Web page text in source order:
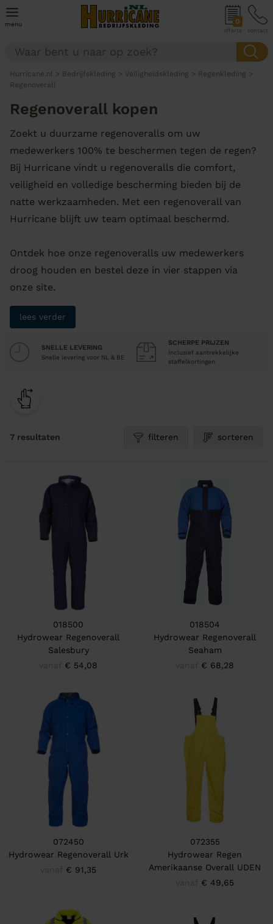
menu 0
offerte contact
Hurricane.nl > Bedrijfskleding > Veiligheidskleding > Regenkleding >
Regenoverall
Regenoverall kopen
Zoekt u duurzame regenoveralls om uw
medewerkers 100% te beschermen tegen de regen?
Bij Hurricane vindt u regenoveralls die comfort,
veiligheid en volledige bescherming bieden bij de
natte werkzaamheden. Met een regenoverall van
Hurricane blijft uw team optimaal beschermd.
Ontdek hoe onze regenoveralls uw medewerkers
droog houden en bestel deze in vier stappen via
onze site.
lees verder
SNELLE LEVERING
Snelle levering voor NL & BE
SCHERPE PRIJZEN
Inclusief aantrekkelijke
staffelkortingen
7 resultaten filteren sorteren
018500
Hydrowear Regenoverall
Salesbury
€ 54,08
018504
Hydrowear Regenoverall
Seaham
€ 68,28
072450
Hydrowear Regenoverall Urk
€ 91,35
072355
Hydrowear Regen
Amerikaanse Overall UDEN
€ 49,65